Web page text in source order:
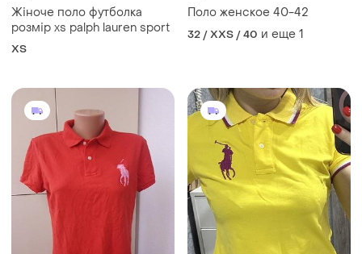
Жіноче поло футболка
розмір xs palph lauren sport
ХS
Поло женское 40-42
32 / XXS / 40 и еще 1